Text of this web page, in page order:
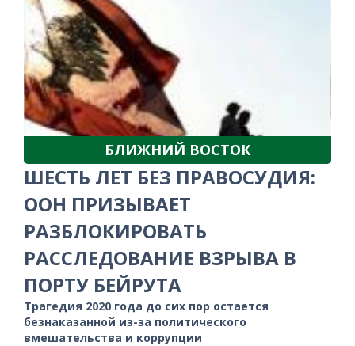
БЛИЖНИЙ ВОСТОК
ШЕСТЬ ЛЕТ БЕЗ ПРАВОСУДИЯ:
ООН ПРИЗЫВАЕТ
РАЗБЛОКИРОВАТЬ
РАССЛЕДОВАНИЕ ВЗРЫВА В
ПОРТУ БЕЙРУТА
Трагедия 2020 года до сих пор остается
безнаказанной из-за политического
вмешательства и коррупции